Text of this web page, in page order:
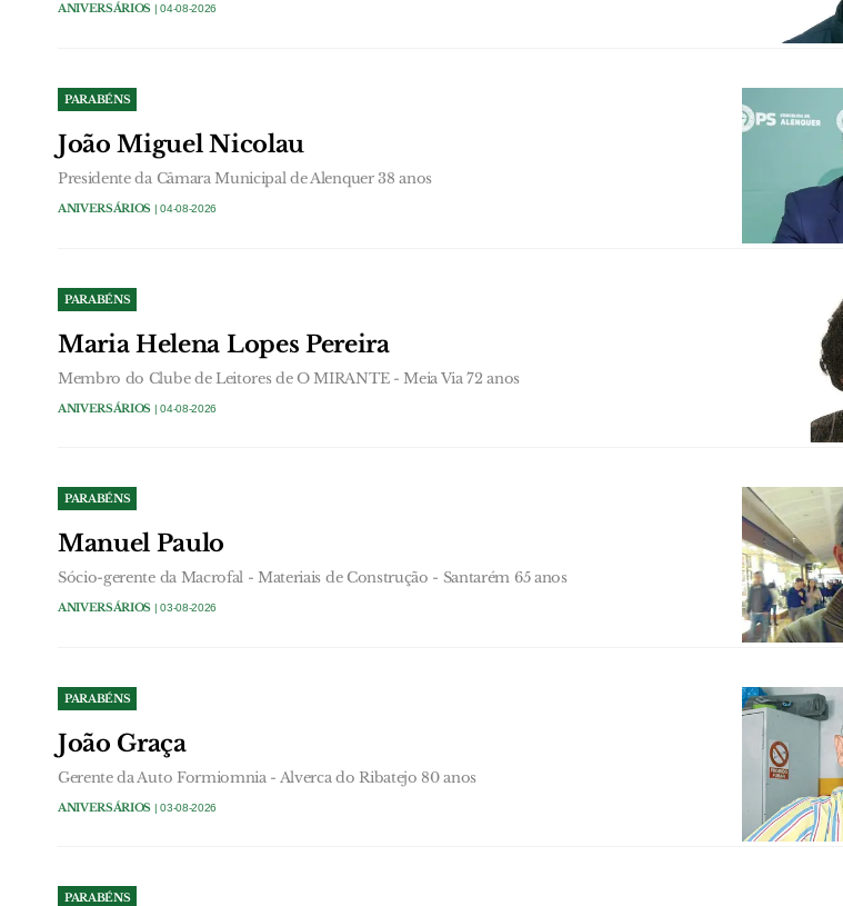
ANIVERSÁRIOS | 04-08-2026
PARABÉNS
João Miguel Nicolau
Presidente da Câmara Municipal de Alenquer 38 anos
ANIVERSÁRIOS | 04-08-2026
PARABÉNS
Maria Helena Lopes Pereira
Membro do Clube de Leitores de O MIRANTE - Meia Via 72 anos
ANIVERSÁRIOS | 04-08-2026
PARABÉNS
Manuel Paulo
Sócio-gerente da Macrofal - Materiais de Construção - Santarém 65 anos
ANIVERSÁRIOS | 03-08-2026
PARABÉNS
João Graça
Gerente da Auto Formiomnia - Alverca do Ribatejo 80 anos
ANIVERSÁRIOS | 03-08-2026
PARABÉNS